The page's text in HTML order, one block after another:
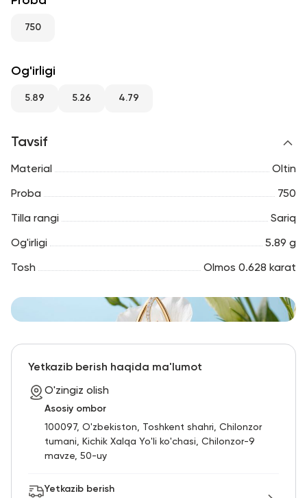
750
Og'irligi
5.89 5.26 4.79
Tavsif
Material Oltin
Proba 750
Tilla rangi Sariq
Og'irligi 5.89 g
Tosh Olmos 0.628 karat
Yetkazib berish haqida ma'lumot
O'zingiz olish
Asosiy ombor
100097, O'zbekiston, Toshkent shahri, Chilonzor
tumani, Kichik Xalqa Yo'li ko'chasi, Chilonzor-9
mavze, 50-uy
Yetkazib berish